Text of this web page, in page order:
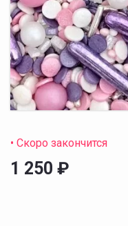
• Скоро закончится
1 250 ₽